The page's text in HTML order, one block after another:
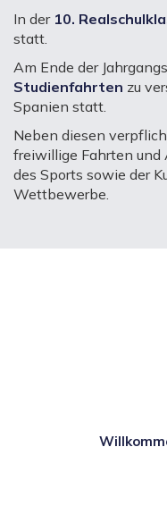
In der 10.
statt.
Am Ende der
Studienfahrten zu
Spanien statt.
Neben diesen
freiwillige Fahrten und
des Sports sowie der
Wettbewerbe.